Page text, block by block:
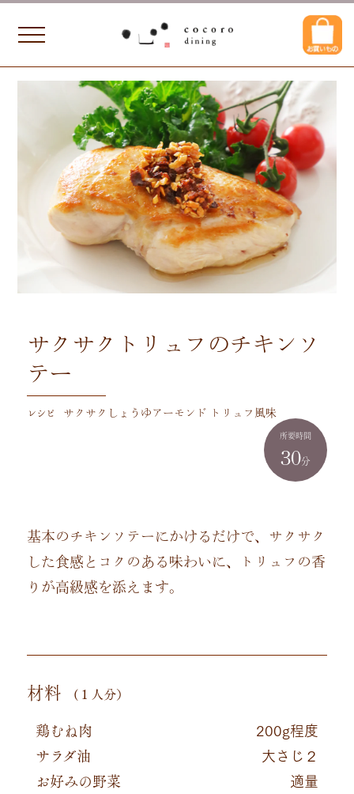
レシピ サクサクしょうゆアーモンド トリュフ風味
サクサクトリュフのチキンソ
テー
所要時間
30分
基本のチキンソテーにかけるだけで、サクサク
した食感とコクのある味わいに、トリュフの香
りが高級感を添えます。
材料 (１人分）
鶏むね肉 200g程度
サラダ油 大さじ２
お好みの野菜 適量